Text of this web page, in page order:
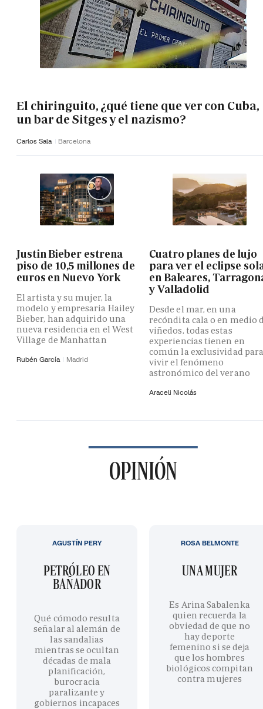
El chiringuito, ¿qué tiene que ver con Cuba,
un bar de Sitges y el nazismo?
Carlos Sala Barcelona
Justin Bieber estrena
piso de 10,5 millones de
euros en Nuevo York
El artista y su mujer, la
modelo y empresaria Hailey
Bieber, han adquirido una
nueva residencia en el West
Village de Manhattan
Rubén García Madrid
Cuatro planes de lujo
para ver el eclipse
en Baleares,
y Valladolid
Desde el mar, en una
recóndita cala o en medio
viñedos, todas estas
experiencias tienen en
común la exclusividad
vivir el fenómeno
astronómico del verano
Araceli Nicolás
OPINIÓN
PETRÓLEO EN
BAÑADOR
Qué cómodo resulta
señalar al alemán de
las sandalias
mientras se ocultan
décadas de mala
planificación,
burocracia
paralizante y
gobiernos incapaces
AGUSTÍN PERY
UNA MUJER
Es Arina Sabalenka
quien recuerda la
obviedad de que no
hay deporte
femenino si se deja
que los hombres
biológicos compitan
contra mujeres
ROSA BELMONTE